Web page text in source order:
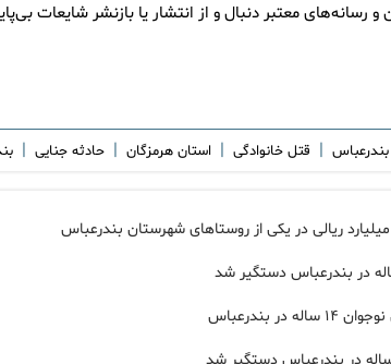
رسانه‌های معتبر دنبال و از انتشار یا بازنشر شایعات
بندرعباس | قتل خانوادگی | استان هرمزگان | حادثه جنایی |
در بندرعباس